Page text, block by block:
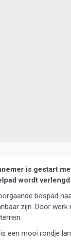
is gestart
wordt
bospad
zijn. Door
een mooi rondje